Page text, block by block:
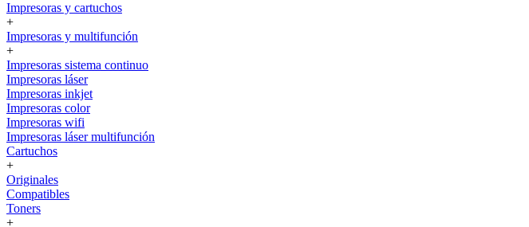
Impresoras y cartuchos
+
Impresoras y multifunción
+
Impresoras sistema continuo
Impresoras láser
Impresoras inkjet
Impresoras color
Impresoras wifi
Impresoras láser multifunción
Cartuchos
+
Originales
Compatibles
Toners
+